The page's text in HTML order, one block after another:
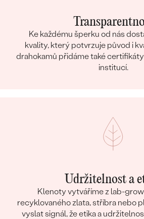
Ke každému šperku od nás
kvality, který potvrzuje původ i
drahokamů přidáme také
institucí.
Udržitelnost a
Klenoty vytváříme z lab-
recyklovaného zlata, stříbra nebo
vyslat signál, že etika a